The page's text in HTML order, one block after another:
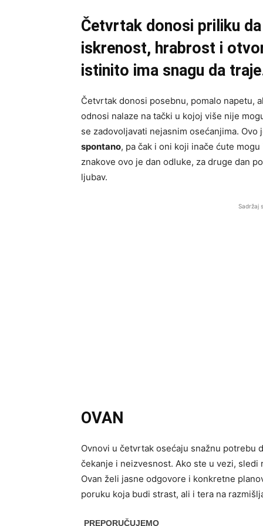
Četvrtak donosi priliku
iskrenost, hrabrost i
istinito ima snagu da
Četvrtak donosi posebnu, pomalo napetu,
odnosi nalaze na tački u kojoj više nije
se zadovoljavati nejasnim osećanjima. Ovo
spontano, pa čak i oni koji inače ćute
znakove ovo je dan odluke, za druge dan
ljubav.
Sadržaj
OVAN
Ovnovi u četvrtak osećaju snažnu potrebu
čekanje i neizvesnost. Ako ste u vezi,
Ovan želi jasne odgovore i konkretne
poruku koja budi strast, ali i tera na